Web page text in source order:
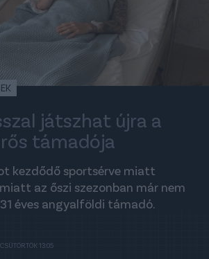
játszhat újra a
támadója
kezdődő sportsérve miatt
az őszi szezonban már nem
éves angyalföldi támadó.
13:05